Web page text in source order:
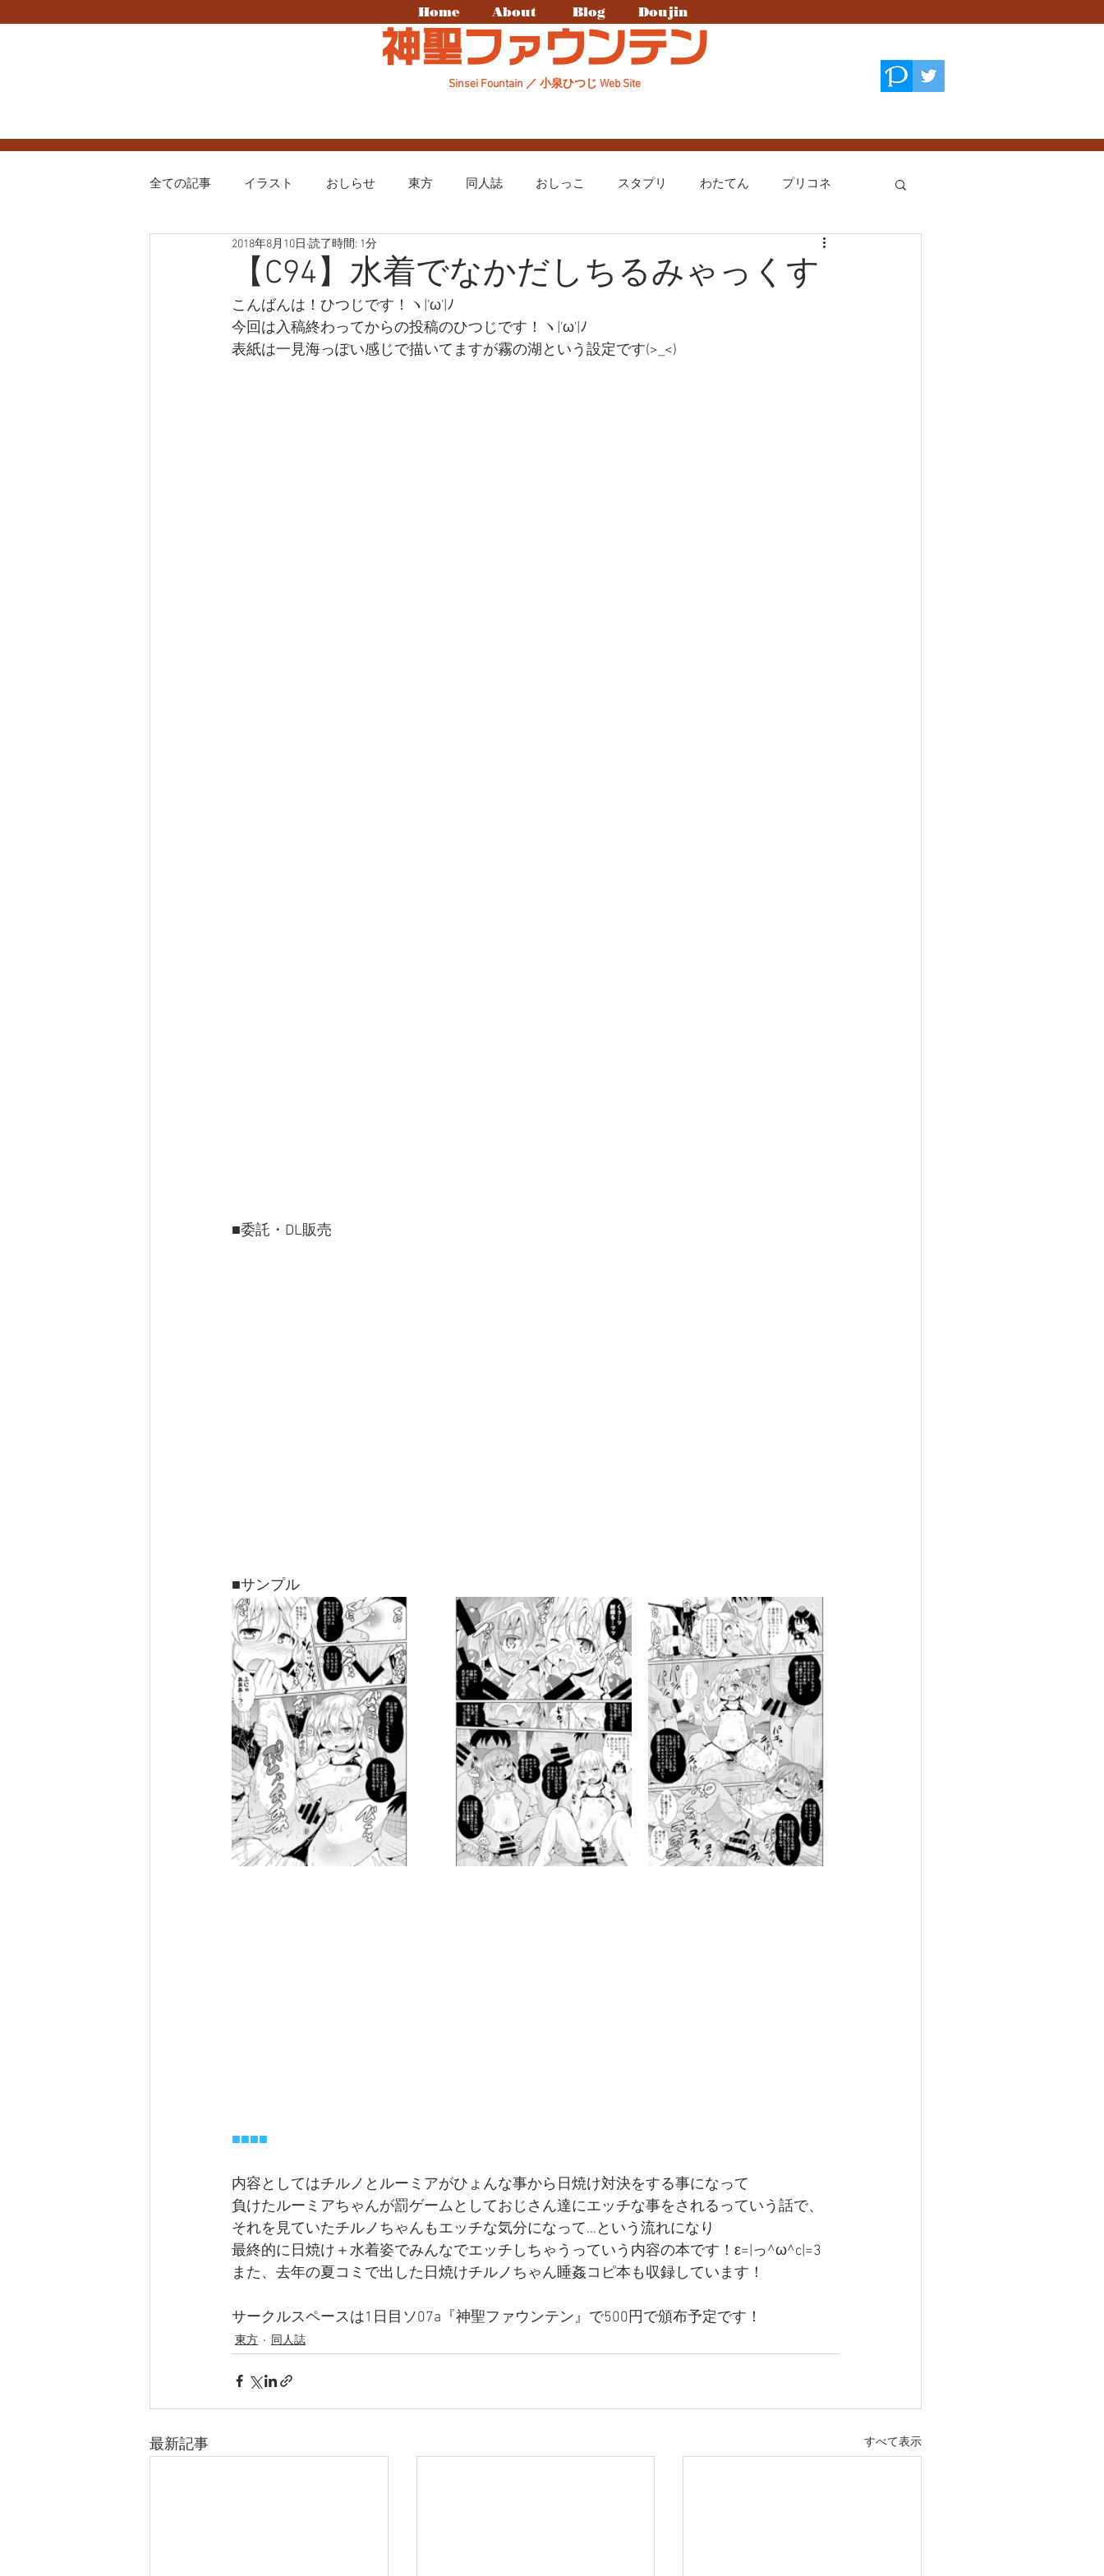
Home About Blog Doujin
神聖ファウンテン
Sinsei Fountain ／ 小泉ひつじ Web Site
全ての記事 イラスト おしらせ 東方 同人誌 おしっこ スタプリ わたてん プリコネ
プリキュア まちカドまぞく
【C94】水着でなかだしちるみゃっくす
2018年8月10日 読了時間: 1分
こんばんは！ひつじです！ヽ|'ω'|ﾉ
今回は入稿終わってからの投稿のひつじです！ヽ|'ω'|ﾉ
表紙は一見海っぽい感じで描いてますが霧の湖という設定です(>_<)
■委託・DL販売
■サンプル
■■■■
内容としてはチルノとルーミアがひょんな事から日焼け対決をする事になって
負けたルーミアちゃんが罰ゲームとしておじさん達にエッチな事をされるっていう話で、
それを見ていたチルノちゃんもエッチな気分になって…という流れになり
最終的に日焼け＋水着姿でみんなでエッチしちゃうっていう内容の本です！ε=|っ^ω^c|=3
また、去年の夏コミで出した日焼けチルノちゃん睡姦コピ本も収録しています！
サークルスペースは1日目ソ07a『神聖ファウンテン』で500円で頒布予定です！
東方 同人誌
最新記事 すべて表示